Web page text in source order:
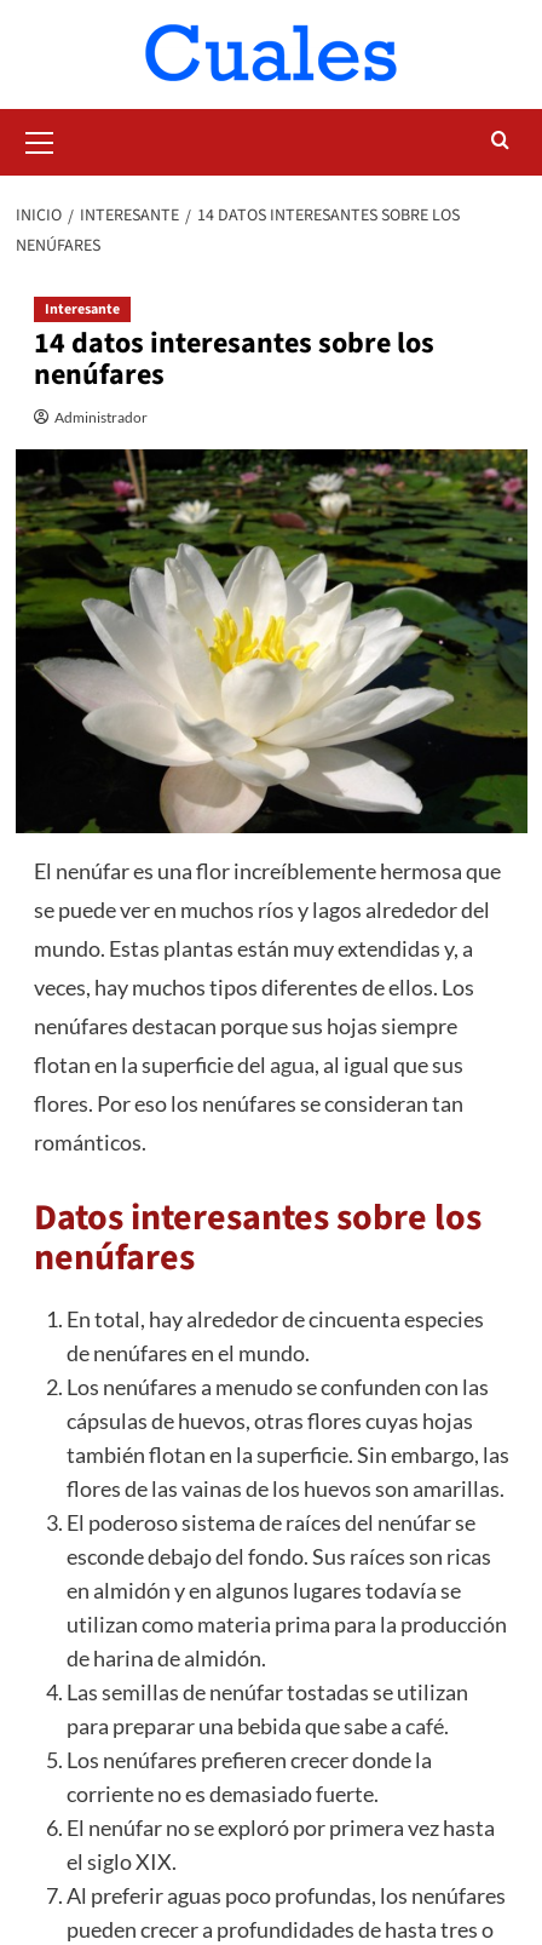
primario
INICIO INTERESANTE
14 DATOS INTERESANTES SOBRE LOS
NENÚFARES
Interesante
14 datos interesantes sobre los
nenúfares
Administrador
El nenúfar es una flor increíblemente hermosa que
se puede ver en muchos ríos y lagos alrededor del
mundo. Estas plantas están muy extendidas y, a
veces, hay muchos tipos diferentes de ellos. Los
nenúfares destacan porque sus hojas siempre
flotan en la superficie del agua, al igual que sus
flores. Por eso los nenúfares se consideran tan
románticos.
Datos interesantes sobre los
nenúfares
En total, hay alrededor de cincuenta especies
de nenúfares en el mundo.
Los nenúfares a menudo se confunden con las
cápsulas de huevos, otras flores cuyas hojas
también flotan en la superficie. Sin embargo, las
flores de las vainas de los huevos son amarillas.
El poderoso sistema de raíces del nenúfar se
esconde debajo del fondo. Sus raíces son ricas
en almidón y en algunos lugares todavía se
utilizan como materia prima para la producción
de harina de almidón.
Las semillas de nenúfar tostadas se utilizan
para preparar una bebida que sabe acafé.
Los nenúfares prefieren crecer donde la
corriente no es demasiado fuerte.
El nenúfar no se exploró por primera vez hasta
el siglo XIX.
Al preferir aguas poco profundas, los nenúfares
pueden crecer a profundidades de hasta tres o